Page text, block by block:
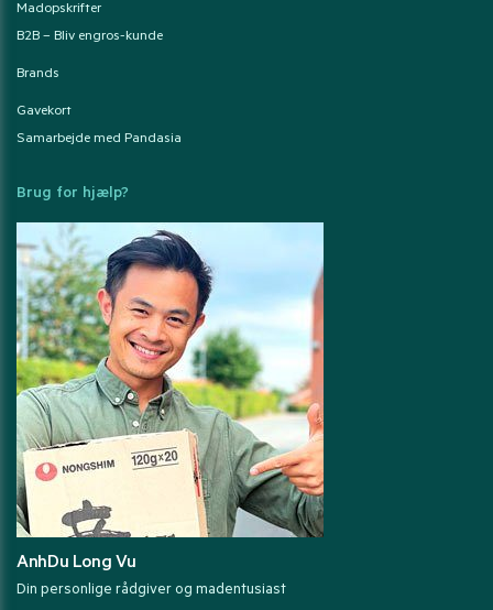
Madopskrifter
B2B – Bliv engros-kunde
Brands
Gavekort
Samarbejde med Pandasia
Brug for hjælp?
AnhDu Long Vu
Din personlige rådgiver og madentusiast